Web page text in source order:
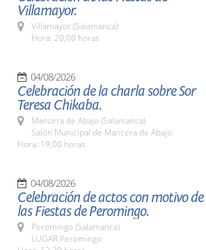
Villamayor.
Villamayor (Salamanca)
Hora: 20,00 horas
04/08/2026
Celebración de la charla sobre Sor
Teresa Chikaba.
Mancera de Abajo (Salamanca)
Salón Municipal de Mancera de Abajo.
Hora: 19,00 horas
04/08/2026
Celebración de actos con motivo de
las Fiestas de Peromingo.
Peromingo (Salamanca)
LUGAR Peromingo